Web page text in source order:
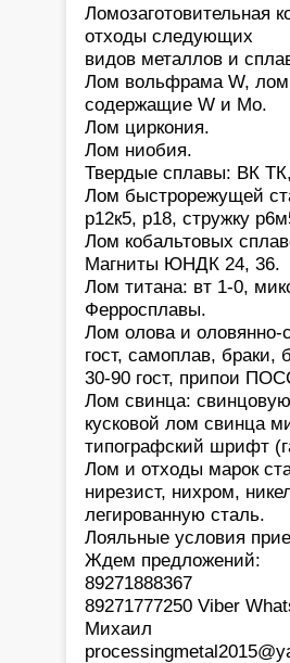
Ломозаготовительная
отходы следующих
видов металлов и
Лом вольфрама W,
содержащие W и Mo.
Лом циркония.
Лом ниобия.
Твердые сплавы: ВК
Лом быстрорежущей
р12к5, р18, стружку
Лом кобальтовых
Магниты ЮНДК 24, 36.
Лом титана: вт 1-0,
Ферросплавы.
Лом олова и
гост, самоплав,
30-90 гост, припои
Лом свинца:
кусковой лом свинца
типографский шрифт
Лом и отходы марок
нирезист, нихром,
легированную сталь.
Лояльные условия
Ждем предложений:
89271888367
89271777250 Viber
Михаил